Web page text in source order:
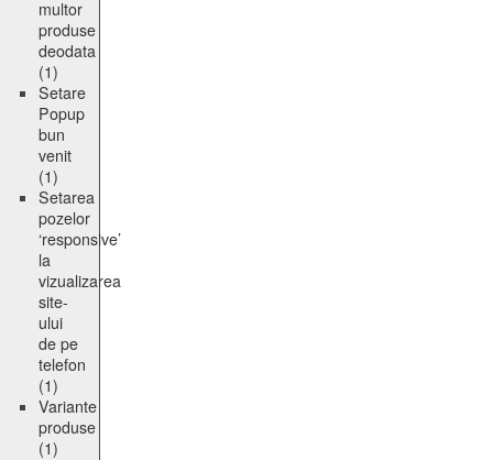
multor
produse
deodata
(1)
Setare
Popup
bun
venit
(1)
Setarea
pozelor
‘responsive’
la
vizualizarea
site-
ului
de pe
telefon
(1)
Variante
produse
(1)